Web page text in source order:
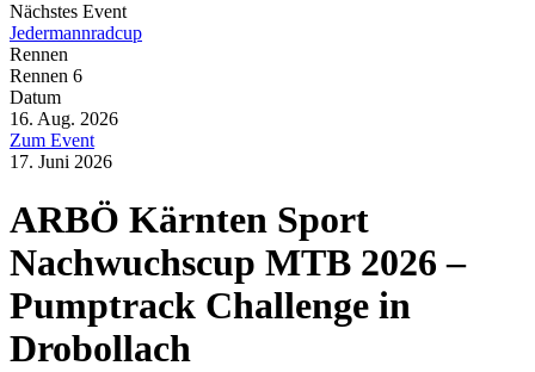
Nächstes Event
Jedermannradcup
Rennen
Rennen 6
Datum
16. Aug. 2026
Zum Event
17. Juni 2026
ARBÖ Kärnten Sport
Nachwuchscup MTB 2026 –
Pumptrack Challenge in
Drobollach